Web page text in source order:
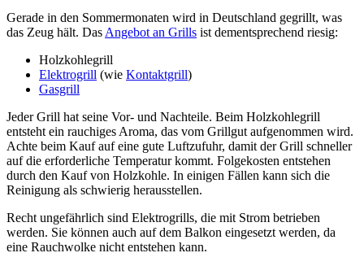
Gerade in den Sommermonaten wird in Deutschland gegrillt, was
das Zeug hält. Das Angebot an Grills ist dementsprechend riesig:
Holzkohlegrill
Elektrogrill (wie Kontaktgrill)
Gasgrill
Jeder Grill hat seine Vor- und Nachteile. Beim Holzkohlegrill
entsteht ein rauchiges Aroma, das vom Grillgut aufgenommen wird.
Achte beim Kauf auf eine gute Luftzufuhr, damit der Grill schneller
auf die erforderliche Temperatur kommt. Folgekosten entstehen
durch den Kauf von Holzkohle. In einigen Fällen kann sich die
Reinigung als schwierig herausstellen.
Recht ungefährlich sind Elektrogrills, die mit Strom betrieben
werden. Sie können auch auf dem Balkon eingesetzt werden, da
eine Rauchwolke nicht entstehen kann.